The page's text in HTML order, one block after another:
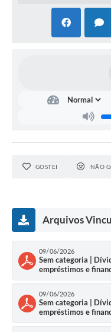
GOSTEI NÃO
Arquivos
09/06/2026
Sem categoria |
empréstimos e
09/06/2026
Sem categoria |
empréstimos e